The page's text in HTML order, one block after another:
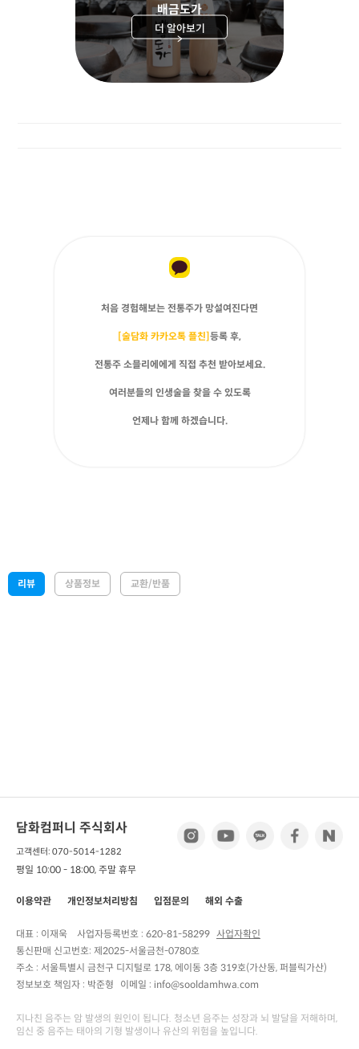
배금도가
더 알아보기
>
처음 경험해보는 전통주가 망설여진다면
[술담화 카카오톡 플친] 등록 후,
전통주 소믈리에에게 직접 추천 받아보세요.
여러분들의 인생술을 찾을 수 있도록
언제나 함께 하겠습니다.
리뷰 상품정보 교환/반품
담화컴퍼니 주식회사
고객센터: 070-5014-1282
평일 10:00 - 18:00, 주말 휴무
이용약관 개인정보처리방침 입점문의 해외 수출
대표 : 이재욱 사업자등록번호 : 620-81-58299 사업자확인
통신판매 신고번호: 제2025-서울금천-0780호
주소 : 서울특별시 금천구 디지털로 178, 에이동 3층 319호(가산동, 퍼블릭가산)
정보보호 책임자 : 박준형 이메일 : info@sooldamhwa.com
지나친 음주는 암 발생의 원인이 됩니다. 청소년 음주는 성장과 뇌 발달을 저해하며,
임신 중 음주는 태아의 기형 발생이나 유산의 위험을 높입니다.